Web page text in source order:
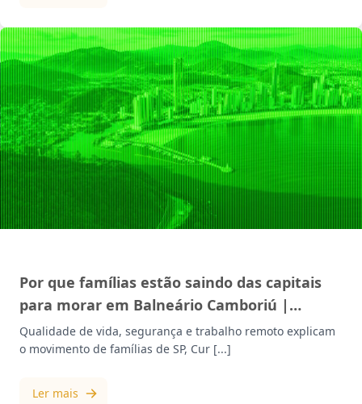
Por que famílias estão saindo das capitais
para morar em Balneário Camboriú |
Mazzotti Imóveis
Qualidade de vida, segurança e trabalho remoto explicam
o movimento de famílias de SP, Cur [...]
Ler mais